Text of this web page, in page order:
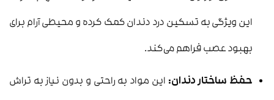
این ویژگی به تسکین درد دندان کمک کرده و محیطی آرام برای
بهبود عصب فراهم می‌کند.
حفظ ساختار دندان: این مواد به راحتی و بدون نیاز به تراش